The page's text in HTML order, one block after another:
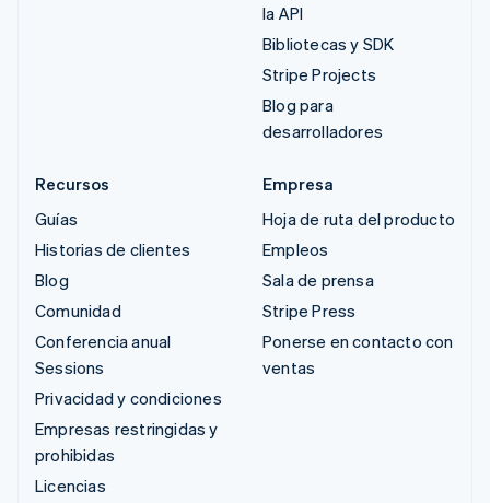
la API
Bibliotecas y SDK
Stripe Projects
Blog para
desarrolladores
Recursos
Guías
Historias de clientes
Blog
Comunidad
Conferencia anual
Sessions
Privacidad y condiciones
Empresas restringidas y
prohibidas
Licencias
Empresa
Hoja de ruta del producto
Empleos
Sala de prensa
Stripe Press
Ponerse en contacto con
ventas